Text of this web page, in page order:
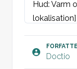
Hud: Varm
afgrænset
Ingen Doctio